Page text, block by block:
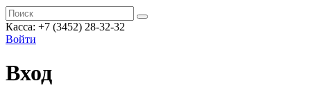
Касса: +7 (3452) 28-32-32
Войти
Вход